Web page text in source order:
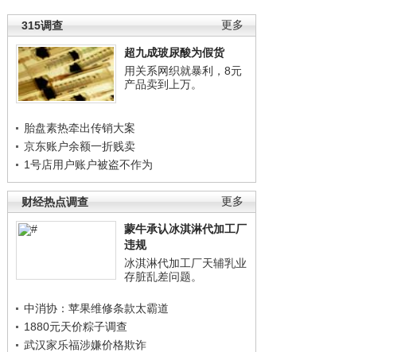
更多
315调查
超九成玻尿酸为假货
用关系网织就暴利，8元
产品卖到上万。
胎盘素热牵出传销大案
京东账户余额一折贱卖
1号店用户账户被盗不作为
更多
财经热点调查
蒙牛承认冰淇淋代加工厂
违规
冰淇淋代加工厂天辅乳业
存脏乱差问题。
中消协：苹果维修条款太霸道
1880元天价粽子调查
武汉家乐福涉嫌价格欺诈